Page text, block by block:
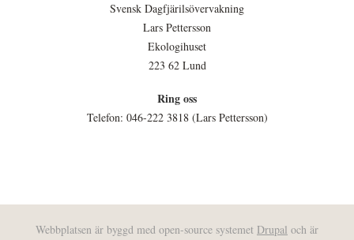
Svensk Dagfjärilsövervakning
Lars Pettersson
Ekologihuset
223 62 Lund
Ring oss
Telefon: 046-222 3818 (Lars Pettersson)
Webbplatsen är byggd med open-source systemet Drupal och är